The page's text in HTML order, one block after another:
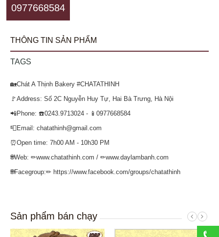
0977668584
THÔNG TIN SẢN PHẨM
TAGS
🏡Chát A Thịnh Bakery #CHATATHINH
🚩Address: Số 2C Nguyễn Huy Tự, Hai Bà Trưng, Hà Nội
📲Phone: ☎️0243.9713024 - 📱0977668584
📮Email: chatathinh@gmail.com
⏰Open time: 7h00 AM - 10h30 PM
🌐Web: ✏www.chatathinh.com / ✏www.daylambanh.com
🌐Facegroup:✏ https://www.facebook.com/groups/chatathinh
Sản phẩm bán chạy